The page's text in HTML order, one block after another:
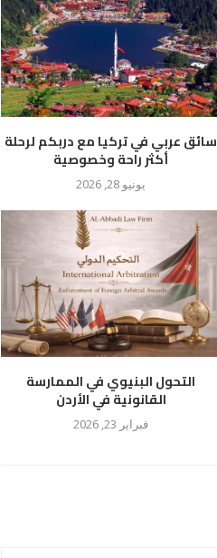
سائق عربي في تركيا مع دربكم لرحلة
أكثر راحة وخصوصية
يونيو 28, 2026
التحول البنيوي في الممارسة
القانونية في الأردن
فبراير 23, 2026